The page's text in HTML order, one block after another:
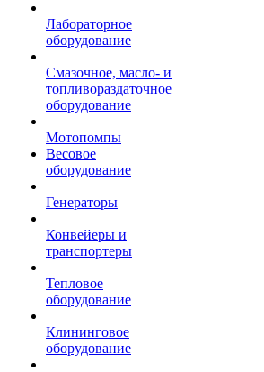
Лабораторное
оборудование
Смазочное, масло- и
топливораздаточное
оборудование
Мотопомпы
Весовое
оборудование
Генераторы
Конвейеры и
транспортеры
Тепловое
оборудование
Клининговое
оборудование